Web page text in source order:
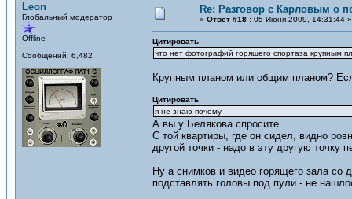
Leon
Глобальный модератор
Offline
Сообщений: 6,482
Re: Разговор с Карловым о
« Ответ #18 : 05 Июня 2009, 14:31:44 »
Цитировать
что нет фотографий горящего спортаза крупным
Крупным планом или общим планом?
Цитировать
я не знаю почему.
А вы у Белякова спросите.
С той квартиры, где он сидел, видно
другой точки - надо в эту другую точку
Ну а снимков и видео горящего зала
подставлять головы под пули - не